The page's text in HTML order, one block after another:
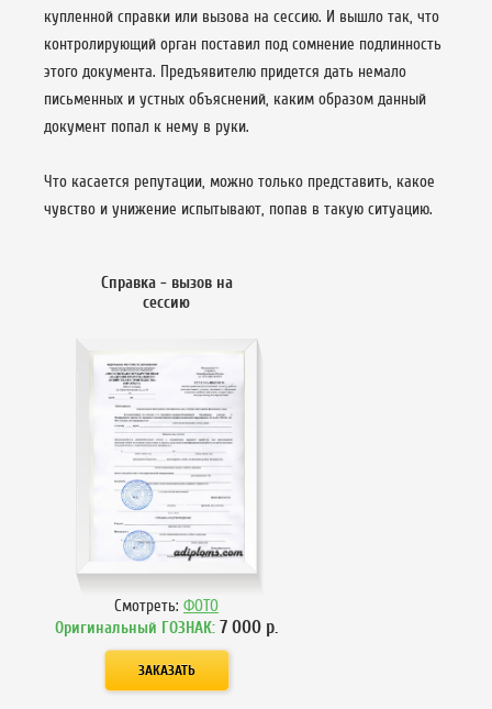
купленной справки или вызова на сессию. И вышло так, что
контролирующий орган поставил под сомнение подлинность
этого документа. Предъявителю придется дать немало
письменных и устных объяснений, каким образом данный
документ попал к нему в руки.
Что касается репутации, можно только представить, какое
чувство и унижение испытывают, попав в такую ситуацию.
Справка - вызов на
сессию
Смотреть: ФОТО
Оригинальный ГОЗНАК: 7 000 р.